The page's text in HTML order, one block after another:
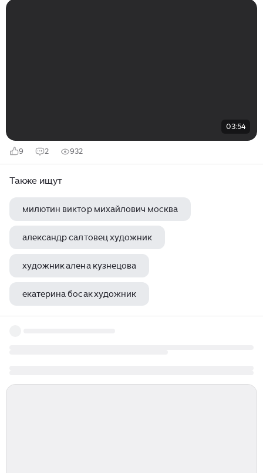
03:54
9 2 932
Также ищут
милютин виктор михайлович москва
александр салтовец художник
художник алена кузнецова
екатерина босак художник